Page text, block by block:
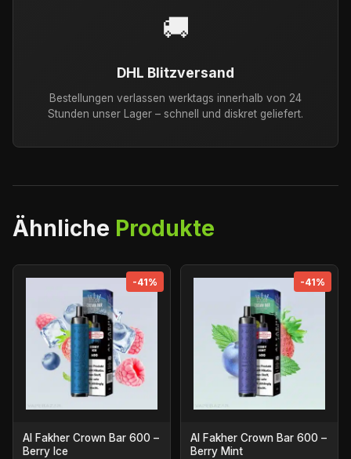
🚚
DHL Blitzversand
Bestellungen verlassen werktags innerhalb von 24
Stunden unser Lager – schnell und diskret geliefert.
Ähnliche Produkte
-41%
Al Fakher Crown Bar 600 –
Berry Ice
-41%
Al Fakher Crown Bar 600 –
Berry Mint